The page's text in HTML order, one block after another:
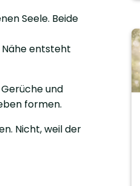
Seele. Beide
Nähe entsteht
und
formen.
Nicht, weil der